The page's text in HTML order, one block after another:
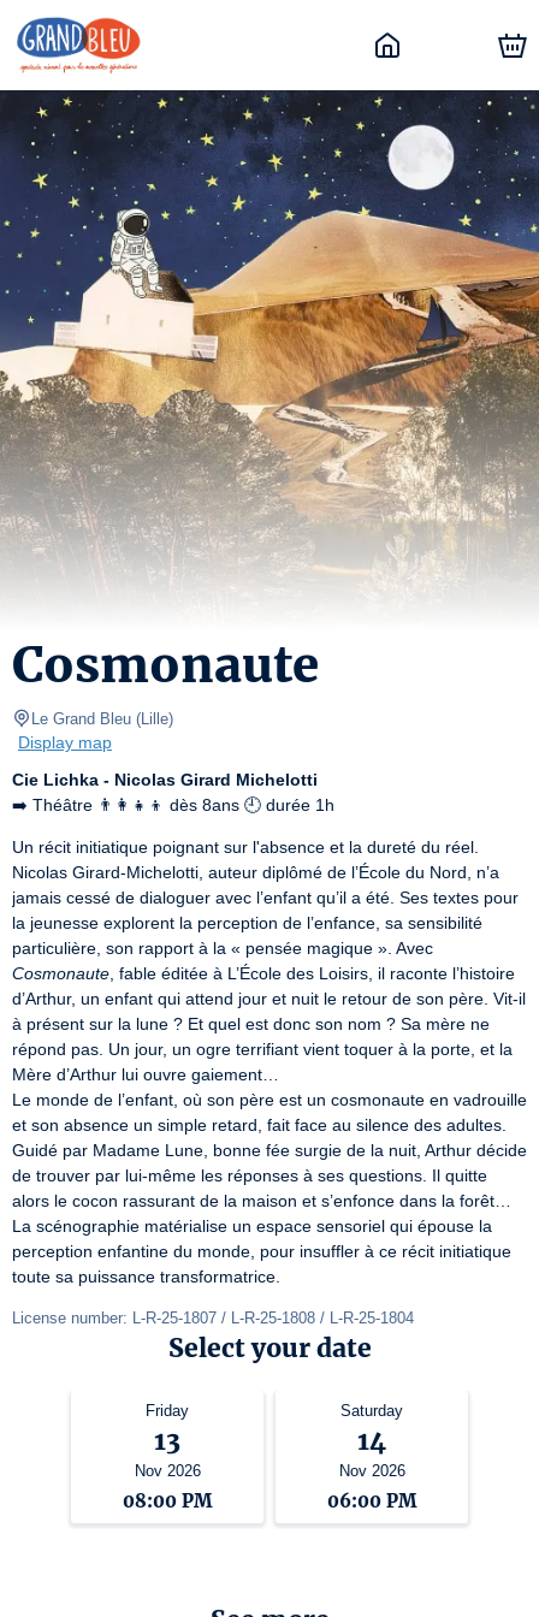
Cosmonaute
Le Grand Bleu (Lille)
Display map
Cie Lichka - Nicolas Girard Michelotti
➡️ Théâtre 👨‍👩‍👧‍👦 dès 8ans 🕘 durée 1h
Un récit initiatique poignant sur l'absence et la dureté du réel.
Nicolas Girard-Michelotti, auteur diplômé de l’École du Nord, n’a
jamais cessé de dialoguer avec l’enfant qu’il a été. Ses textes pour
la jeunesse explorent la perception de l’enfance, sa sensibilité
Cosmonaute , fable éditée à L’École des Loisirs, il raconte l’histoire
d’Arthur, un enfant qui attend jour et nuit le retour de son père. Vit-il
à présent sur la lune ? Et quel est donc son nom ? Sa mère ne
répond pas. Un jour, un ogre terrifiant vient toquer à la porte, et la
Mère d’Arthur lui ouvre gaiement…
Le monde de l’enfant, où son père est un cosmonaute en vadrouille
et son absence un simple retard, fait face au silence des adultes.
Guidé par Madame Lune, bonne fée surgie de la nuit, Arthur décide
de trouver par lui-même les réponses à ses questions. Il quitte
alors le cocon rassurant de la maison et s’enfonce dans la forêt…
La scénographie matérialise un espace sensoriel qui épouse la
perception enfantine du monde, pour insuffler à ce récit initiatique
toute sa puissance transformatrice.
License number: L-R-25-1807 / L-R-25-1808 / L-R-25-1804
Select your date
Friday
13
Nov 2026
08:00 PM
Saturday
14
Nov 2026
06:00 PM